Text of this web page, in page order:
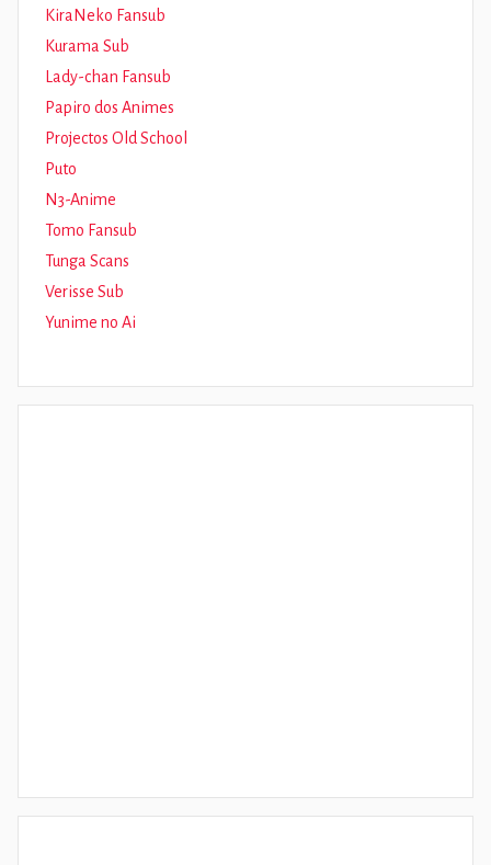
KiraNeko Fansub
Kurama Sub
Lady-chan Fansub
Papiro dos Animes
Projectos Old School
Puto
N3-Anime
Tomo Fansub
Tunga Scans
Verisse Sub
Yunime no Ai